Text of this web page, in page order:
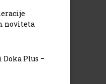
noviteta
Plus –